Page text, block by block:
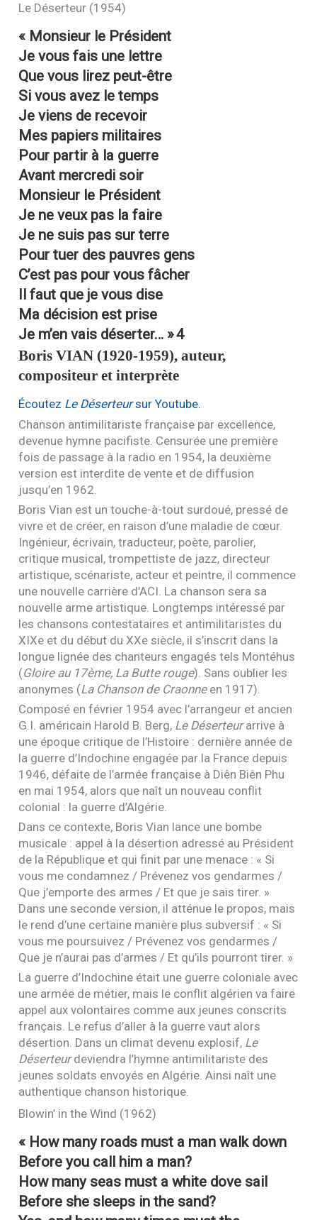
Le Déserteur (1954)
« Monsieur le Président
Je vous fais une lettre
Que vous lirez peut-être
Si vous avez le temps
Je viens de recevoir
Mes papiers militaires
Pour partir à la guerre
Avant mercredi soir
Monsieur le Président
Je ne veux pas la faire
Je ne suis pas sur terre
Pour tuer des pauvres gens
C’est pas pour vous fâcher
Il faut que je vous dise
Ma décision est prise
Je m’en vais déserter… »4
BorisVIAN (1920-1959), auteur,
compositeur et interprète
Écoutez Le Déserteursur Youtube.
Chanson antimilitariste française par excellence,
devenue hymne pacifiste. Censurée une première
fois de passage à la radio en 1954, la deuxième
version est interdite de vente et de diffusion
jusqu’en 1962.
Boris Vian est un touche-à-tout surdoué, pressé de
vivre et de créer, en raison d’une maladie de cœur.
Ingénieur, écrivain, traducteur, poète, parolier,
critique musical, trompettiste de jazz, directeur
artistique, scénariste, acteur et peintre, il commence
une nouvelle carrière d’ACI . La chanson sera sa
nouvelle arme artistique. Longtemps intéressé par
les chansons contestataires et antimilitaristes du
XIXe et du début du XXe siècle, il s’inscrit dans la
longue lignée des chanteurs engagés tels Montéhus
(Gloire au 17ème, La Butte rouge). Sans oublier les
anonymes (La Chanson de Craonneen 1917).
Composé en février 1954 avec l’arrangeur et ancien
G.I. américain Harold B. Berg, Le Déserteurarrive à
une époque critique de l’Histoire : dernière année de
la guerre d’Indochine engagée par la France depuis
1946, défaite de l’armée française à Diên Biên Phu
en mai 1954, alors que naît un nouveau conflit
colonial : la guerre d’Algérie.
Dans ce contexte, Boris Vian lance une bombe
musicale : appel à la désertion adressé au Président
de la République et qui finit par une menace : « Si
vous me condamnez / Prévenez vos gendarmes /
Que j’emporte des armes / Et que je sais tirer. »
Dans une seconde version, il atténue le propos, mais
le rend d’une certaine manière plus subversif : « Si
vous me poursuivez / Prévenez vos gendarmes /
Que je n’aurai pas d’armes / Et qu’ils pourront tirer. »
La guerre d’Indochine était une guerre coloniale avec
une armée de métier, mais le conflit algérien va faire
appel aux volontaires comme aux jeunes conscrits
français. Le refus d’aller à la guerre vaut alors
désertion. Dans un climat devenu explosif, Le
Déserteurdeviendra l’hymne antimilitariste des
jeunes soldats envoyés en Algérie. Ainsi naît une
authentique chanson historique.
Blowin’ in the Wind (1962)
« How many roads must a man walk down
Before you call him a man?
How many seas must a white dove sail
Before she sleeps in the sand?